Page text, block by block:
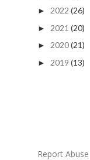
► 2022 (26)
► 2021 (20)
► 2020(21)
► 2019 (13)
Report Abuse